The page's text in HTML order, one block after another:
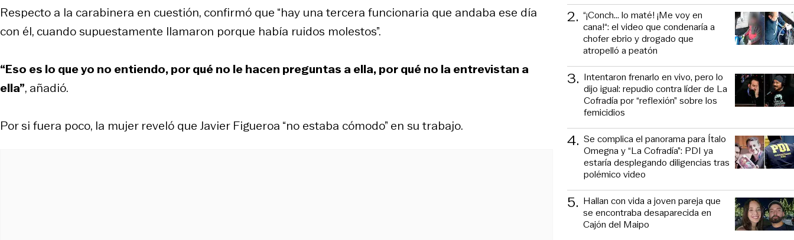
Respecto a la carabinera en cuestión, confirmó que “hay una tercera funcionaria que andaba ese día
con él, cuando supuestamente llamaron porque había ruidos molestos”.
“Eso es lo que yo no entiendo, por qué no le hacen preguntas a ella, por qué no la entrevistan a
ella”, añadió.
Por si fuera poco, la mujer reveló que Javier Figueroa “no estaba cómodo” en su trabajo.
2. “¡Conch... lo maté! ¡Me voy en
cana!“: el video que condenaría a
chofer ebrio y drogado que
atropelló a peatón
3. Intentaron frenarlo en vivo, pero lo
dijo igual: repudio contra líder de La
Cofradía por “reflexión” sobre los
femicidios
4. Se complica el panorama para Ítalo
Omegna y “La Cofradía”: PDI ya
estaría desplegando diligencias tras
polémico video
5. Hallan con vida a joven pareja que
se encontraba desaparecida en
Cajón del Maipo